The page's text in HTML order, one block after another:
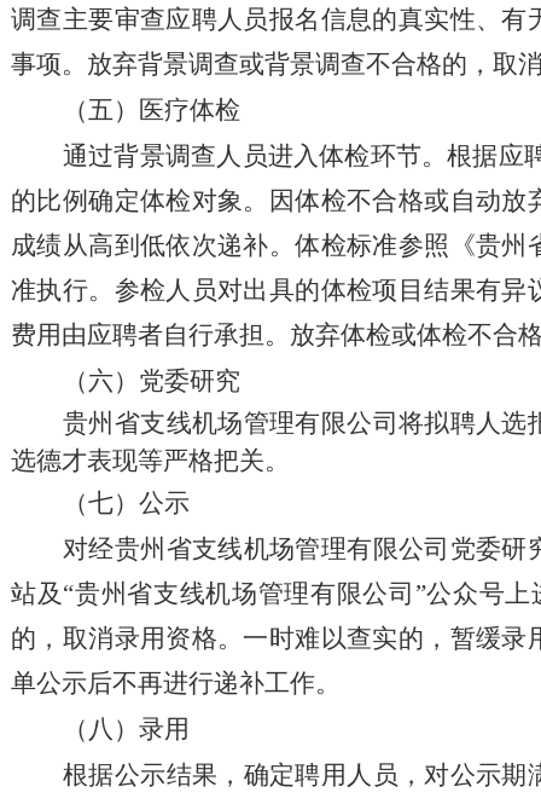
调查主要审查应聘人员报名信息的真实性、
事项。放弃背景调查或背景调查不合格的，取
（五）医疗体检
通过背景调查人员进入体检环节。根据应
的比例确定体检对象。因体检不合格或自动
成绩从高到低依次递补。体检标准参照《贵
准执行。参检人员对出具的体检项目结果有
费用由应聘者自行承担。放弃体检或体检不合
（六）党委研究
贵州省支线机场管理有限公司将拟聘人
选德才表现等严格把关。
（七） 公示
对经贵州省支线机场管理有限公司党委
站及 “贵州省支线机场管理有限公司”公众号
的，取消录用资格。一时难以查实的，暂缓
单公示后不再进行递补工作。
（ 八 ） 录用
根据公示结果，确定聘用人员，对公示